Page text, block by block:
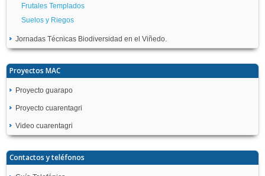
Frutales Templados
Suelos y Riegos
Jornadas Técnicas Biodiversidad en el Viñedo.
Proyectos MAC
Proyecto guarapo
Proyecto cuarentagri
Video cuarentagri
Contactos y teléfonos